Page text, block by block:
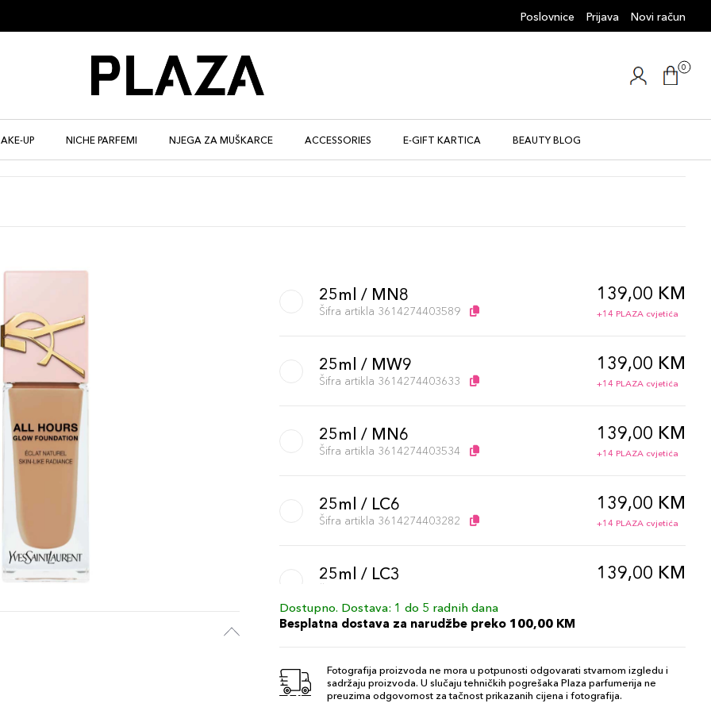
Poslovnice Prijava Novi račun
0
UP NICHE PARFEMI NJEGA ZA MUŠKARCE ACCESSORIES E-GIFT KARTICA BEAUTY BLOG
25ml / MN8
Šifra artikla 3614274403589
139,00 KM
+14 PLAZA cvjetića
25ml / MW9
Šifra artikla 3614274403633
139,00 KM
+14 PLAZA cvjetića
25ml / MN6
Šifra artikla 3614274403534
139,00 KM
+14 PLAZA cvjetića
25ml / LC6
Šifra artikla 3614274403282
139,00 KM
+14 PLAZA cvjetića
25ml / LC3 139,00 KM
Dostupno. Dostava: 1 do 5 radnih dana
Besplatna dostava za narudžbe preko 100,00 KM
Fotografija proizvoda ne mora u potpunosti odgovarati stvarnom izgledu i
sadržaju proizvoda. U slučaju tehničkih pogrešaka Plaza parfumerija ne
preuzima odgovornost za tačnost prikazanih cijena i fotografija.